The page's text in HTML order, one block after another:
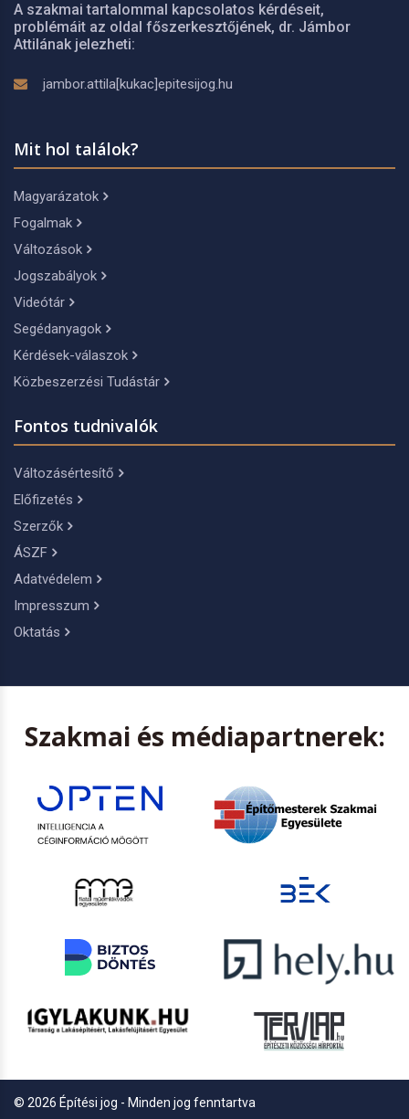
A szakmai tartalommal kapcsolatos kérdéseit,
problémáit az oldal főszerkesztőjének, dr. Jámbor
Attilának jelezheti:
jambor.attila[kukac]epitesijog.hu
Mit hol találok?
Magyarázatok
Fogalmak
Változások
Jogszabályok
Videótár
Segédanyagok
Kérdések-válaszok
Közbeszerzési Tudástár
Fontos tudnivalók
Változásértesítő
Előfizetés
Szerzők
ÁSZF
Adatvédelem
Impresszum
Oktatás
Szakmai és médiapartnerek:
© 2026 Építési jog - Minden jog fenntartva